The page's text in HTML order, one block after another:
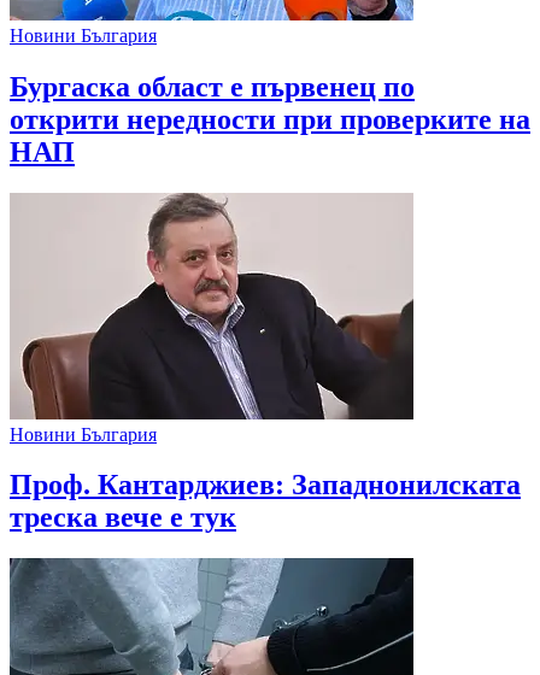
Новини България
Бургаска област е първенец по
открити нередности при проверките на
НАП
Новини България
Проф. Кантарджиев: Западнонилската
треска вече е тук